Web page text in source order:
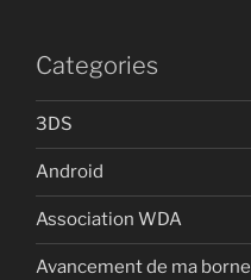
Categories
3DS
Android
Association WDA
Avancement de ma borne